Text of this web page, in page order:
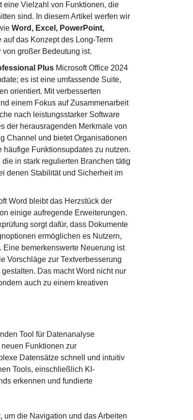
eine Vielzahl von Funktionen, die
sind. In diesem Artikel werfen wir
Word, Excel, PowerPoint,
auf das Konzept des Long-Term
von großer Bedeutung ist.
Plus Microsoft Office 2024
es ist eine umfassende Suite,
orientiert. Mit verbesserten
einem Fokus auf Zusammenarbeit
nach leistungsstarker Software
der herausragenden Merkmale von
Channel und bietet Organisationen
Funktionsupdates zu nutzen.
in stark regulierten Branchen tätig
denen Stabilität und Sicherheit im
Word bleibt das Herzstück der
einige aufregende Erweiterungen.
sorgt dafür, dass Dokumente
ermöglichen es Nutzern,
bemerkenswerte Neuerung ist
Vorschläge zur Textverbesserung
Das macht Word nicht nur
auch zu einem kreativen
Tool für Datenanalyse
Funktionen zur
Datensätze schnell und intuitiv
Tools, einschließlich KI-
erkennen und fundierte
um die Navigation und das Arbeiten